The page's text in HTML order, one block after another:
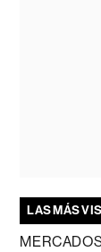
LAS MÁS